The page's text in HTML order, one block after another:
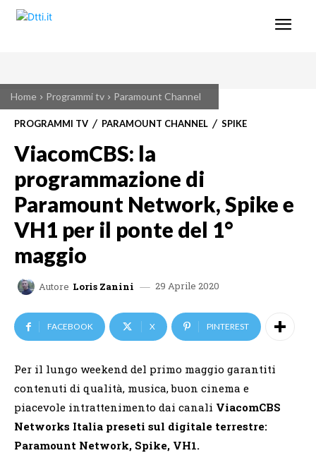
Home Programmi tv Paramount Channel
PROGRAMMI TV PARAMOUNT CHANNEL SPIKE
ViacomCBS: la
programmazione di
Paramount Network, Spike e
VH1 per il ponte del 1°
maggio
Autore Loris Zanini 29 Aprile 2020
FACEBOOK X PINTEREST
Per il lungo weekend del primo maggio garantiti
contenuti di qualità, musica, buon cinema e
piacevole intrattenimento dai canali ViacomCBS
Networks Italia preseti sul digitale terrestre:
Paramount Network, Spike, VH1.